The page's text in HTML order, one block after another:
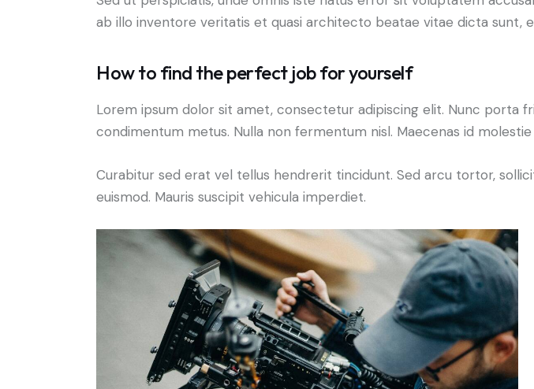
ab illo inventore veritatis et quasi architecto beatae vitae dicta sunt,
How to find the perfect job for yourself
Lorem ipsum dolor sit amet, consectetur adipiscing elit. Nunc porta
condimentum metus. Nulla non fermentum nisl. Maecenas id
Curabitur sed erat vel tellus hendrerit tincidunt. Sed arcu tortor,
euismod. Mauris suscipit vehicula imperdiet.